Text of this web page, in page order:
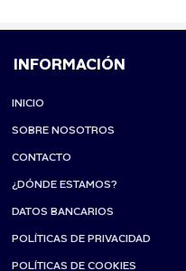
INFORMACIÓN
INICIO
SOBRE NOSOTROS
CONTACTO
¿DÓNDE ESTAMOS?
DATOS BANCARIOS
POLÍTICAS DE PRIVACIDAD
POLÍTICAS DE COOKIES